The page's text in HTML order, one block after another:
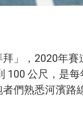
」，2020年
100 公尺，是
們熟悉河濱路